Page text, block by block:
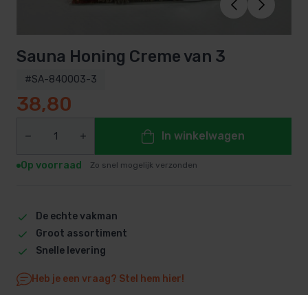
Sauna Honing Creme van 3
#SA-840003-3
38,80
In winkelwagen
Op voorraad Zo snel mogelijk verzonden
De echte vakman
Groot assortiment
Snelle levering
Heb je een vraag? Stel hem hier!